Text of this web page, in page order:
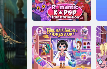
Romantik K Pop
Dönüşümü